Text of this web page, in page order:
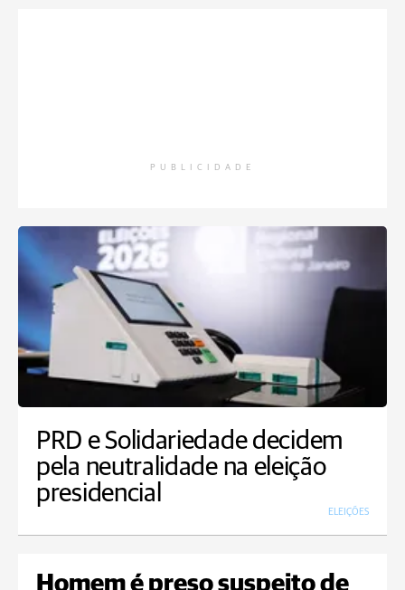
PUBLICIDADE
PRD e Solidariedade decidem
pela neutralidade na eleição
presidencial
ELEIÇÕES
Homem é preso suspeito de